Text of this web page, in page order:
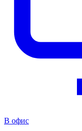
В офис